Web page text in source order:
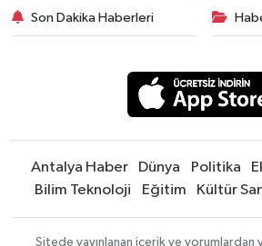
Son Dakika Haberleri
Antalya Haber Dünya Politika
Bilim Teknoloji
Eğitim Kültür
Sitede yayınlanan içerik ve yorumlardan